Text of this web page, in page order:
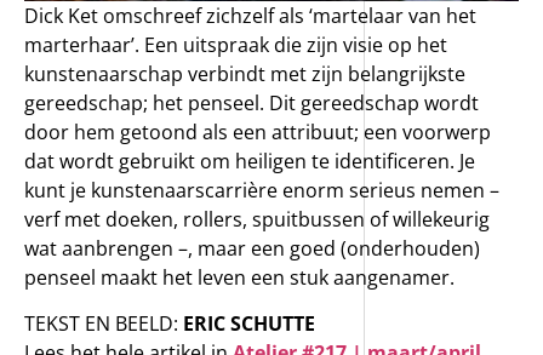
Dick Ket omschreef zichzelf als ‘martelaar van het
marterhaar’. Een uitspraak die zijn visie op het
kunstenaarschap verbindt met zijn belangrijkste
gereedschap; het penseel. Dit gereedschap wordt
door hem getoond als een attribuut; een voorwerp
dat wordt gebruikt om heiligen te identificeren. Je
kunt je kunstenaarscarrière enorm serieus nemen –
verf met doeken, rollers, spuitbussen of willekeurig
wat aanbrengen –, maar een goed (onderhouden)
penseel maakt het leven een stuk aangenamer.
TEKST EN BEELD: ERIC SCHUTTE